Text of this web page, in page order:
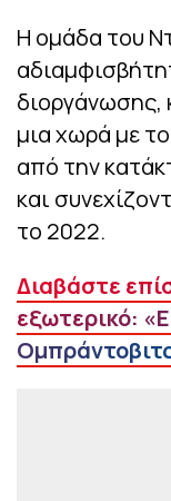
Η ομάδα του
διοργάνωσης,
μια χωρά με
από την
και
το 2022.
Διαβάστε
εξωτερικό: